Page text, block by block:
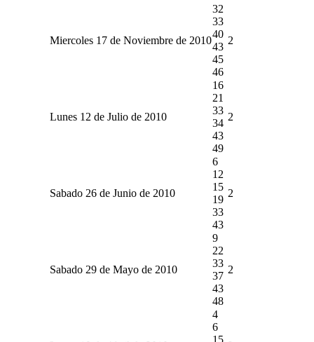
Miercoles 17 de Noviembre de 2010
32
33
40
43
45
46
2
Lunes 12 de Julio de 2010
16
21
33
34
43
49
2
Sabado 26 de Junio de 2010
6
12
15
19
33
43
2
Sabado 29 de Mayo de 2010
9
22
33
37
43
48
2
4
6
15